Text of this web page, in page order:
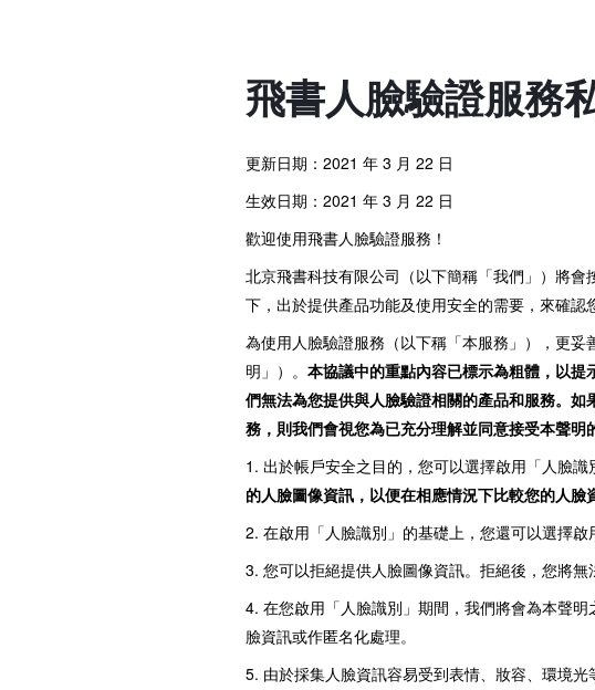
飛書人臉驗證服務
更新日期：2021 年 3 月 22 日
生效日期：2021 年 3 月 22 日
歡迎使用飛書人臉驗證服務！
北京飛書科技有限公司（以下簡稱「我們」）將
下，出於提供產品功能及使用安全的需要，來確認
為使用人臉驗證服務（以下稱「本服務」），更
明」）。 本協議中的重點內容已標示為粗體，以
們無法為您提供與人臉驗證相關的產品和服務。
務，則我們會視您為已充分理解並同意接受本聲明
1. 出於帳戶安全之目的，您可以選擇啟用「人臉
的人臉圖像資訊，以便在相應情況下比較您的人臉
2. 在啟用「人臉識別」的基礎上，您還可以選擇
3. 您可以拒絕提供人臉圖像資訊。拒絕後，您將
4. 在您啟用「人臉識別」期間，我們將會為本聲
臉資訊或作匿名化處理。
5. 由於採集人臉資訊容易受到表情、妝容、環境